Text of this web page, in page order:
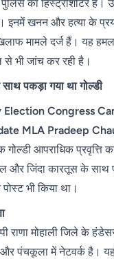
पुलिस का हिस्ट्रीशीटर है।
इनमें खनन और हत्या के
मामले दर्ज हैं। यह
भी जांच कर रही है।
पकड़ा गया था गोल्डी
Election Congress
MLA Pradeep
गोल्डी आपराधिक
और जिंदा कारतूस के
भी किया था।
राणा मोहाली जिले के
पंचकूला में नेटवर्क है।